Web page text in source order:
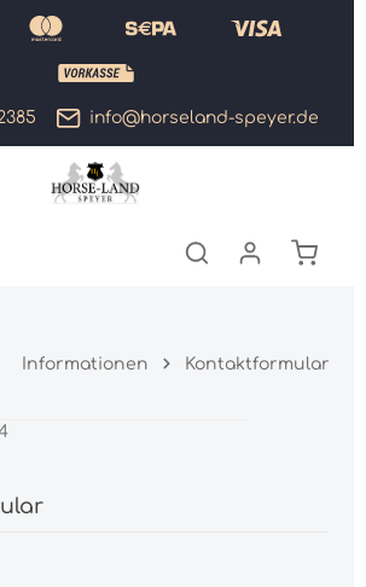
info@horseland-speyer.de
Informationen Kontaktformular
uns auf Ihre